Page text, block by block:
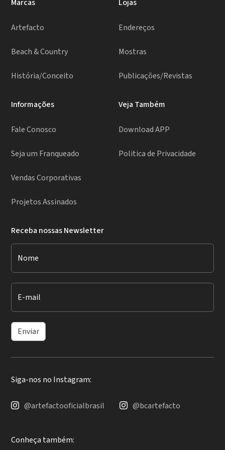
Marcas
Artefacto
Beach & Country
História/Conceito
Lojas
Endereços
Mostras
Publicações/Revistas
Informações
Fale Conosco
Seja um Franqueado
Vendas Corporativas
Projetos Assinados
Veja Também
Download APP
Politica de Privacidade
Receba nossas Newsletter
Nome
E-mail
Enviar
Siga-nos no Instagram:
@artefactooficialbrasil @bcartefacto
Conheça também: